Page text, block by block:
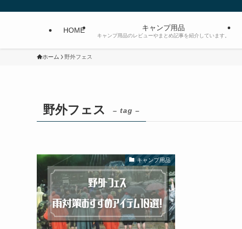
HOME キャンプ用品
キャンプ用品のレビューやまとめ記事を紹介しています。
ホーム 野外フェス
野外フェス – tag –
キャンプ用品